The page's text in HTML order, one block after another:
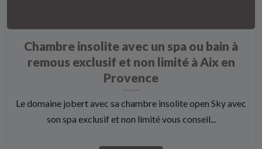
Chambre insolite avec un spa ou bain à
remous exclusif et non limité à Aix en
Provence
Le domaine jobert avec sa chambre insolite open Sky avec
son spa exclusif et non limité vous conseil...